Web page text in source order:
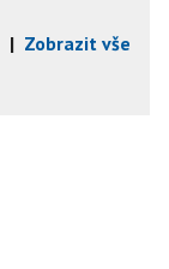
| Zobrazit vše